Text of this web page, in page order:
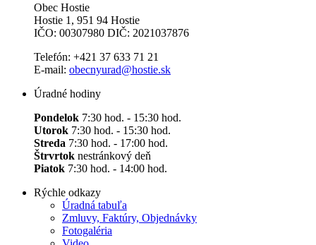
Obec Hostie
Hostie 1, 951 94 Hostie
IČO: 00307980 DIČ: 2021037876
Telefón: +421 37 633 71 21
E-mail: obecnyurad@hostie.sk
Úradné hodiny
Pondelok 7:30 hod. - 15:30 hod.
Utorok 7:30 hod. - 15:30 hod.
Streda 7:30 hod. - 17:00 hod.
Štrvrtok nestránkový deň
Piatok 7:30 hod. - 14:00 hod.
Rýchle odkazy
Úradná tabuľa
Zmluvy, Faktúry, Objednávky
Fotogaléria